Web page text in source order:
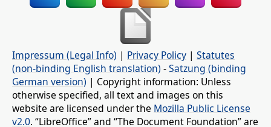
Impressum (Legal Info) | Privacy Policy | Statutes
(non-binding English translation) -Satzung (binding
German version) | Copyright information: Unless
otherwise specified, all text and images on this
website are licensed under the Mozilla Public License
v2.0. “LibreOffice” and “The Document Foundation” are